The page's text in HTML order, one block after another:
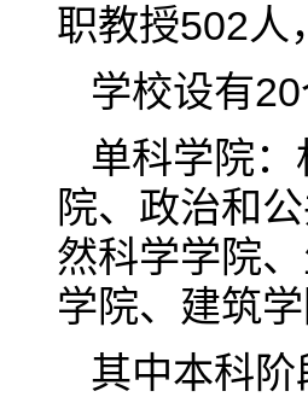
职教授502人
学校设有
单科学院
院、政治和
然科学学院
学院、建筑
其中本科